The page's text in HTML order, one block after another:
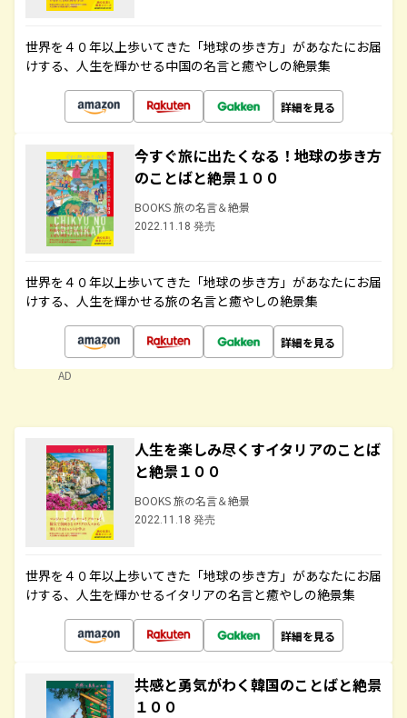
世界を４０年以上歩いてきた「地球の歩き方」があなたにお届
けする、人生を輝かせる中国の名言と癒やしの絶景集
詳細を見る
今すぐ旅に出たくなる！地球の歩き方
のことばと絶景１００
BOOKS 旅の名言＆絶景
2022.11.18 発売
世界を４０年以上歩いてきた「地球の歩き方」があなたにお届
けする、人生を輝かせる旅の名言と癒やしの絶景集
詳細を見る
AD
人生を楽しみ尽くすイタリアのことば
と絶景１００
BOOKS 旅の名言＆絶景
2022.11.18 発売
世界を４０年以上歩いてきた「地球の歩き方」があなたにお届
けする、人生を輝かせるイタリアの名言と癒やしの絶景集
詳細を見る
共感と勇気がわく韓国のことばと絶景
１００